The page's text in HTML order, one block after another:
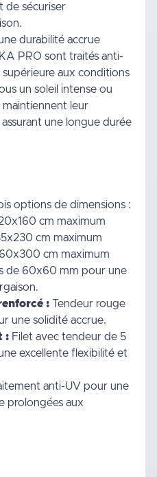
de sécuriser
durabilité accrue
PRO sont traités anti-
supérieure aux conditions
un soleil intense ou
maintiennent leur
une longue durée
options de dimensions :
cm maximum
cm maximum
cm maximum
de 60x60 mm pour une
: Tendeur rouge
une solidité accrue.
: Filet avec tendeur de 5
excellente flexibilité et
anti-UV pour une
prolongées aux